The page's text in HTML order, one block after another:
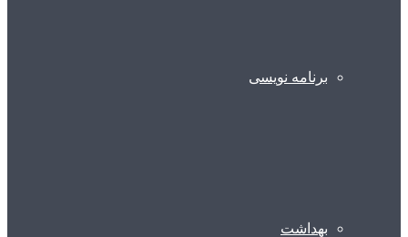
برنامه نویسی
بهداشت